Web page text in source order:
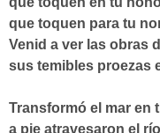
que toquen para tu
Venid a ver las obras
sus temibles proezas
Transformó el mar en
a pie atravesaron el